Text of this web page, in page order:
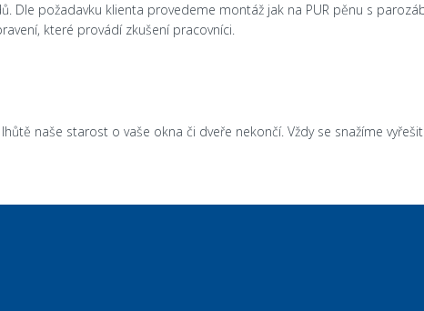
požadavku klienta provedeme montáž jak na PUR pěnu s
které provádí zkušení pracovníci.
lhůtě naše starost o vaše okna či dveře nekončí. Vždy se snažíme